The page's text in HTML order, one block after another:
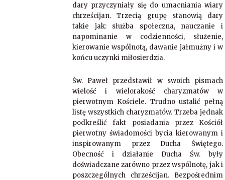
dary przyczyniały się do umacniania wiary
chrześcijan. Trzecią grupę stanowią dary
takie jak: służba społeczna, nauczanie i
napominanie w codzienności, służenie,
kierowanie wspólnotą, dawanie jałmużny i w
końcu uczynki miłosierdzia.
Św. Paweł przedstawił w swoich pismach
wielość i wielorakość charyzmatów w
pierwotnym Kościele. Trudno ustalić pełną
listę wszystkich charyzmatów. Trzeba jednak
podkreślić fakt posiadania przez Kościół
pierwotny świadomości bycia kierowanym i
inspirowanym przez Ducha Świętego.
Obecność i działanie Ducha Św. były
doświadczane zarówno przez wspólnotę, jak i
poszczególnych chrześcijan. Bezpośrednim